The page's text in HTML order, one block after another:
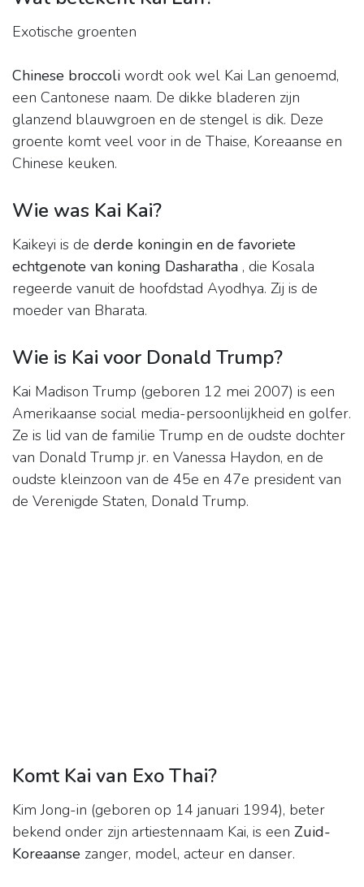
Exotische groenten
Chinese broccoli wordt ook wel Kai Lan genoemd,
een Cantonese naam. De dikke bladeren zijn
glanzend blauwgroen en de stengel is dik. Deze
groente komt veel voor in de Thaise, Koreaanse en
Chinese keuken.
Wie was Kai Kai?
Kaikeyi is de derde koningin en de favoriete
echtgenote van koning Dasharatha , die Kosala
regeerde vanuit de hoofdstad Ayodhya. Zij is de
moeder van Bharata.
Wie is Kai voor Donald Trump?
Kai Madison Trump (geboren 12 mei 2007) is een
Amerikaanse social media-persoonlijkheid en golfer.
Ze is lid van de familie Trump en de oudste dochter
van Donald Trump jr. en Vanessa Haydon, en de
oudste kleinzoon van de 45e en 47e president van
de Verenigde Staten, Donald Trump.
Komt Kai van Exo Thai?
Kim Jong-in (geboren op 14 januari 1994), beter
bekend onder zijn artiestennaam Kai, is een Zuid-
Koreaanse zanger, model, acteur en danser.